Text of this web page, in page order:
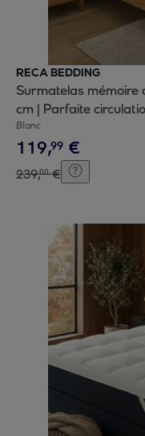
RECA BEDDING
Surmatelas mémoire
cm | Parfaite
pression
Blanc
119,99 €
239,00 €